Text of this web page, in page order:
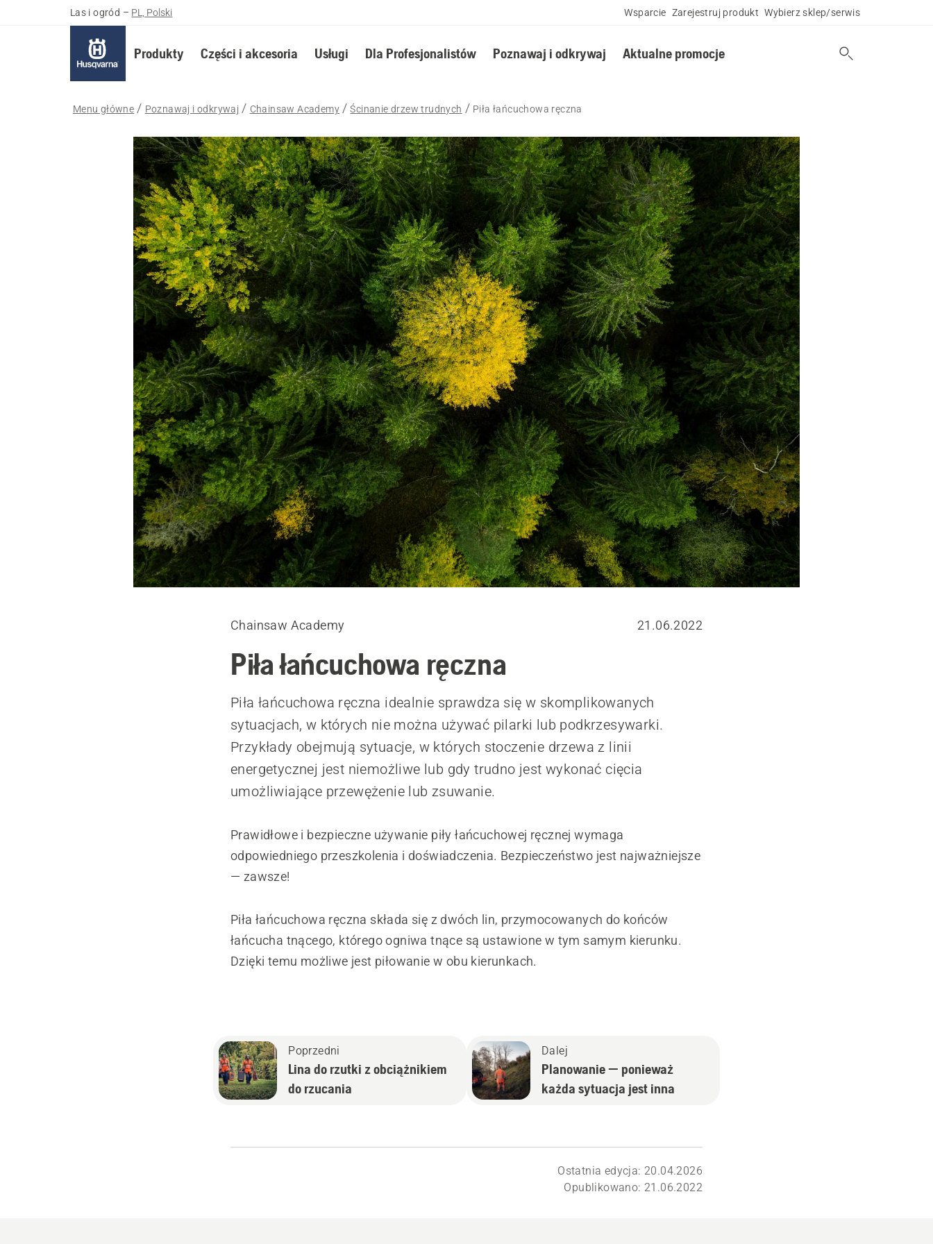
Las i ogród – PL, Polski Wsparcie Zarejestruj produkt Wybierz sklep/serwis
Produkty Części i akcesoria Usługi Dla Profesjonalistów Poznawaj i odkrywaj Aktualne promocje
Menu główne Poznawaj i odkrywaj Chainsaw Academy Ścinanie drzew trudnych Piła łańcuchowa ręczna
Chainsaw Academy 21.06.2022
Piła łańcuchowa ręczna
Piła łańcuchowa ręczna idealnie sprawdza się w skomplikowanych
sytuacjach, w których nie można używać pilarki lub podkrzesywarki.
Przykłady obejmują sytuacje, w których stoczenie drzewa z linii
energetycznej jest niemożliwe lub gdy trudno jest wykonać cięcia
umożliwiające przewężenie lub zsuwanie.
Prawidłowe i bezpieczne używanie piły łańcuchowej ręcznej wymaga
odpowiedniego przeszkolenia i doświadczenia. Bezpieczeństwo jest najważniejsze
— zawsze!
Piła łańcuchowa ręczna składa się z dwóch lin, przymocowanych do końców
łańcucha tnącego, którego ogniwa tnące są ustawione w tym samym kierunku.
Dzięki temu możliwe jest piłowanie w obu kierunkach.
Poprzedni
Lina do rzutki z obciążnikiem
do rzucania
Dalej
Planowanie — ponieważ
każda sytuacja jest inna
Ostatnia edycja: 20.04.2026
Opublikowano: 21.06.2022